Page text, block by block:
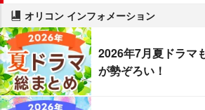
オリコン インフォメーション
2026年7月夏ドラマ
が勢ぞろい！